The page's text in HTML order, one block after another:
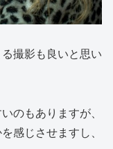
撮影も良いと思い
のもありますが、
感じさせますし、